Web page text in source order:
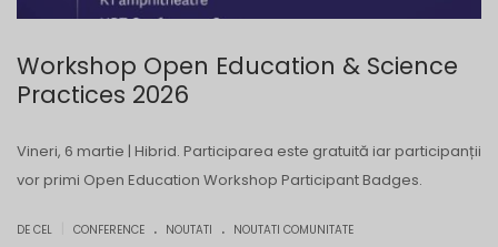
Workshop Open Education & Science
Practices 2026
Vineri, 6 martie | Hibrid. Participarea este gratuită iar participanții
vor primi Open Education Workshop Participant Badges.
DE CEL CONFERENCE . NOUTATI . NOUTATI COMUNITATE